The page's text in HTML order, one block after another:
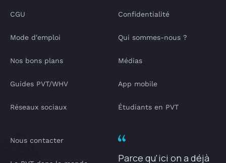
CGU
Mode d'emploi
Nos bons plans
Guides PVT/WHV
Réseaux sociaux
Confidentialité
Qui sommes-nous ?
Médias
App mobile
Étudiants en PVT
Nous contacter
Parce qu'ici on a déjà